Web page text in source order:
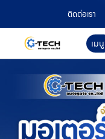
ติดต่อเรา
เมนู